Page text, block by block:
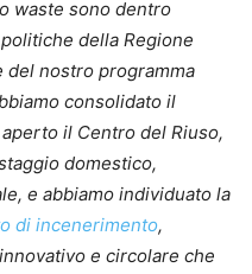
waste sono dentro
della Regione
del nostro programma
consolidato il
il Centro del Riuso,
domestico,
e abbiamo individuato la
di incenerimento,
e circolare che